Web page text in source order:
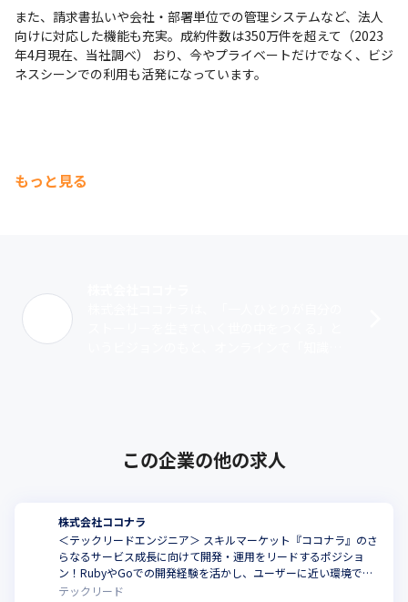
また、請求書払いや会社・部署単位での管理システムなど、法人
向けに対応した機能も充実。成約件数は350万件を超えて（2023
年4月現在、当社調べ） おり、今やプライベートだけでなく、ビジ
ネスシーンでの利用も活発になっています。
もっと見る
この企業の他の求人
株式会社ココナラ
＜テックリードエンジニア＞ スキルマーケット『ココナラ』のさ
らなるサービス成長に向けて開発・運用をリードするポジショ
ン！RubyやGoでの開発経験を活かし、ユーザーに近い環境で開
発しませんか
テックリード